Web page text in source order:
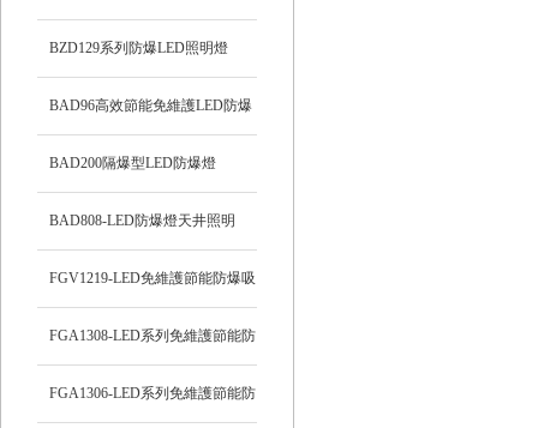
BZD129系列防爆LED照明燈
BAD96高效節能免維護LED防爆
燈
BAD200隔爆型LED防爆燈
BAD808-LED防爆燈天井照明
FGV1219-LED免維護節能防爆吸
頂燈
FGA1308-LED系列免維護節能防
爆燈
FGA1306-LED系列免維護節能防